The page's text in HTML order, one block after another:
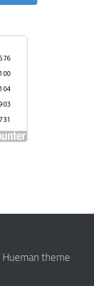
Hueman theme